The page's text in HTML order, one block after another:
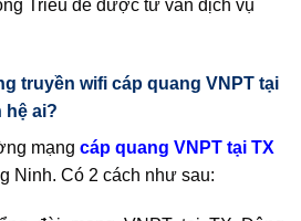
Triều để được tư vấn dịch vụ
truyền wifi cáp quang VNPT tại
hệ ai?
mạng cáp quang VNPT tại TX
Ninh. Có 2 cách như sau: